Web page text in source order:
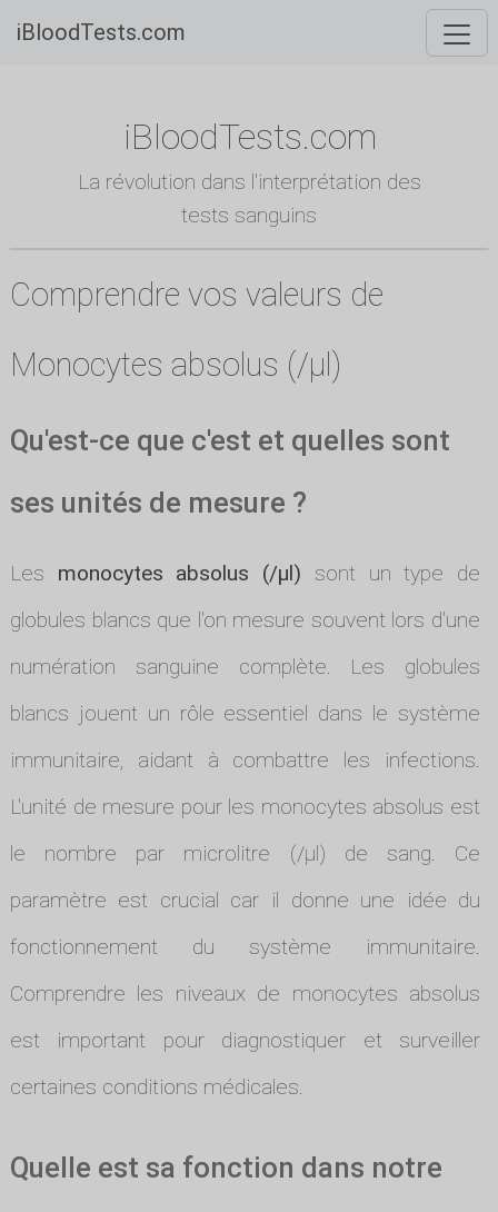
iBloodTests.com
iBloodTests.com
La révolution dans l'interprétation des
tests sanguins
Comprendre vos valeurs de
Monocytes absolus (/µl)
Qu'est-ce que c'est et quelles sont
ses unités de mesure ?
Les monocytes absolus (/µl) sont un type de
globules blancs que l'on mesure souvent lors d'une
numération sanguine complète. Les globules
blancs jouent un rôle essentiel dans le système
immunitaire, aidant à combattre les infections.
L'unité de mesure pour les monocytes absolus est
le nombre par microlitre (/µl) de sang. Ce
paramètre est crucial car il donne une idée du
fonctionnement du système immunitaire.
Comprendre les niveaux de monocytes absolus
est important pour diagnostiquer et surveiller
certaines conditions médicales.
Quelle est sa fonction dans notre